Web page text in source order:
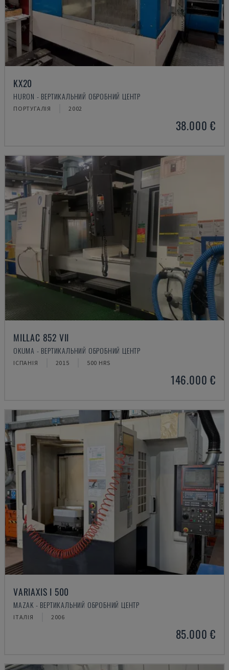
KX20
HURON - ВЕРТИКАЛЬНИЙ ОБРОБНИЙ ЦЕНТР
ПОРТУГАЛІЯ 2002
38.000 €
MILLAC 852 VII
OKUMA - ВЕРТИКАЛЬНИЙ ОБРОБНИЙ ЦЕНТР
ІСПАНІЯ 2015 500 HRS
146.000 €
VARIAXIS I 500
MAZAK - ВЕРТИКАЛЬНИЙ ОБРОБНИЙ ЦЕНТР
ІТАЛІЯ 2006
85.000 €